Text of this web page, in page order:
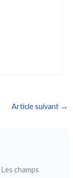
Article suivant →
Les champs